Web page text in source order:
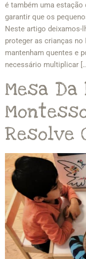
é também uma estação
garantir que os
Neste artigo deixamos-
proteger as crianças no
mantenham quentes e
necessário multiplicar
Mesa Da
Resolve